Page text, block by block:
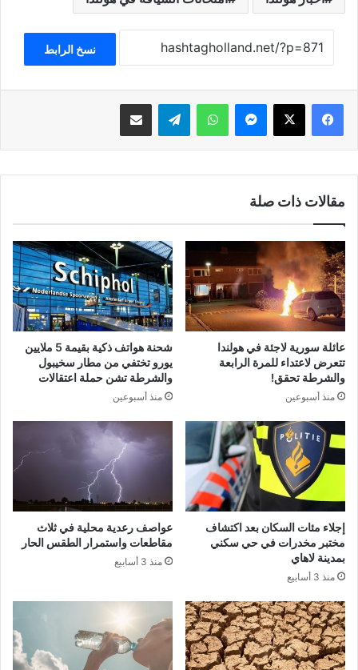
نسخ الرابط
فيسبوك ‫X ماسنجر واتساب تيلقرام مشاركة عبر البريد
مقالات ذات صلة
عائلة سورية لاجئة في هولندا
تتعرض لاعتداء للمرة الرابعة
والشرطة تحقق!
منذ أسبوعين
شحنة هواتف ذكية بقيمة 5 ملايين
يورو تختفي من مطار سخيبول
والشرطة تشن حملة اعتقالات
منذ أسبوعين
إجلاء مئات السكان بعد اكتشاف
مختبر مخدرات في حي سكني
بمدينة لاهاي
منذ 3 أسابيع
عواصف رعدية محلية في ثلاث
مقاطعات واستمرار الطقس الحار
منذ 3 أسابيع